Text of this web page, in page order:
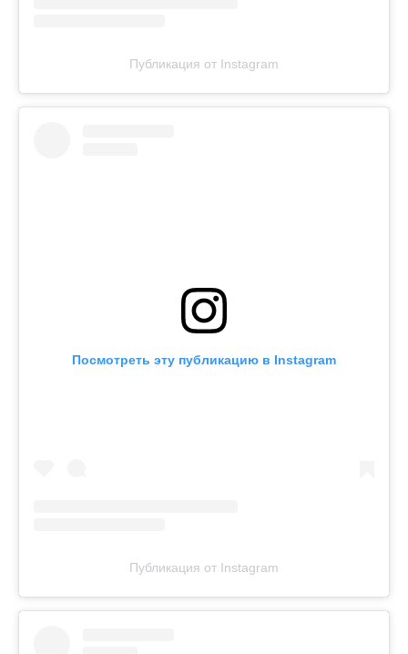
Публикация от Instagram
Посмотреть эту публикацию в Instagram
Публикация от Instagram